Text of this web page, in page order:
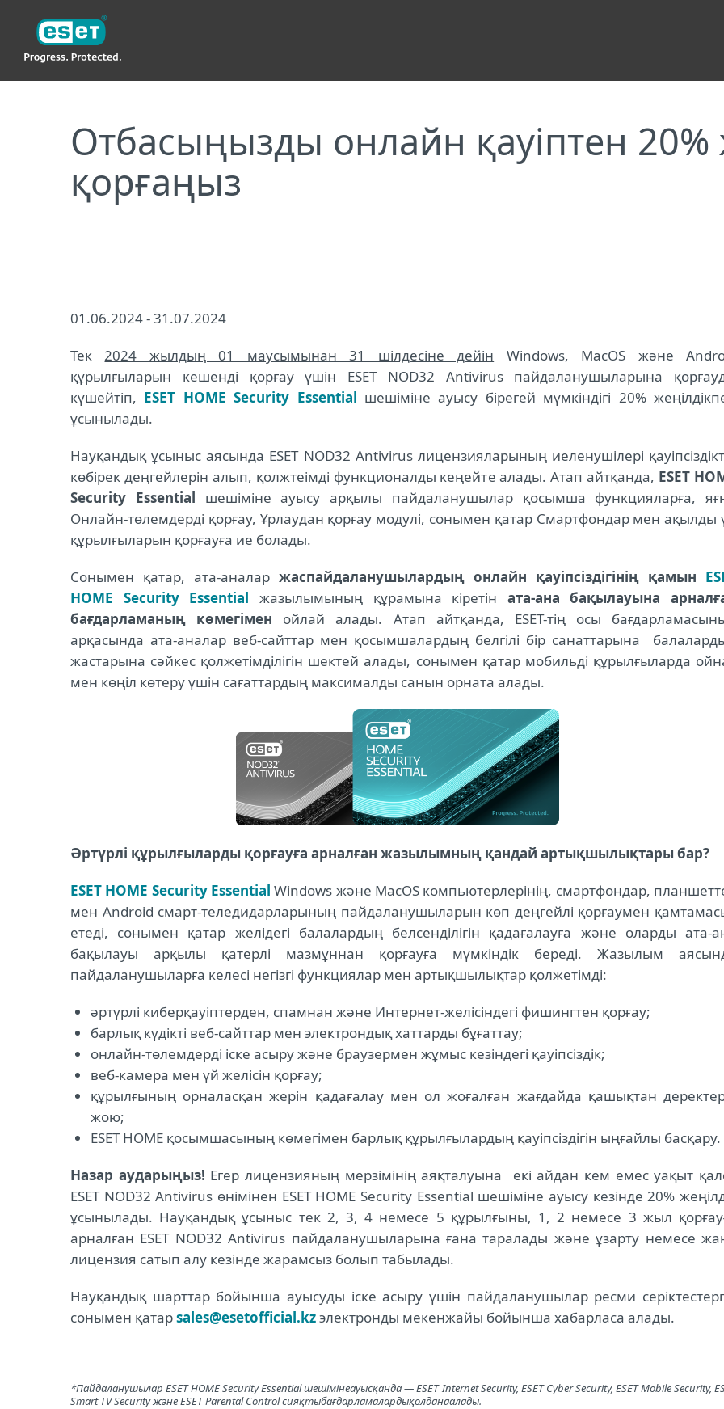
Отбасыңызды онлайн қауіптен 20%
қорғаңыз
01.06.2024 - 31.07.2024
Тек2024 жылдың 01 маусымынан 31 шілдесіне дейін Windows, MacOS және
құрылғыларын кешенді қорғау үшін ESET NOD32 Antivirus пайдаланушыларына
күшейтіп, ESET HOME Security Essential шешіміне ауысу бірегей мүмкіндігі 20%
ұсынылады.
Науқандық ұсыныс аясында ESET NOD32 Antivirus лицензияларының иеленушілері
көбірек деңгейлерін алып, қолжтеімді функционалды кеңейте алады. Атап айтқанда, ESET
Security Essential шешіміне ауысу арқылы пайдаланушылар қосымша функцияларға,
Онлайн-төлемдерді қорғау, Ұрлаудан қорғау модулі, сонымен қатар Смартфондар мен ақылды
құрылғыларын қорғауға ие болады.
Сонымен қатар, ата-аналар жаспайдаланушылардың онлайн қауіпсіздігінің қамын
HOME Security Essential жазылымының құрамына кіретін ата-ана бақылауына
бағдарламаның көмегімен ойлай алады. Атап айтқанда, ESET-тің осы
арқасында ата-аналар веб-сайттар мен қосымшалардың белгілі бір санаттарына
жастарына сәйкес қолжетімділігін шектей алады, сонымен қатар мобильді құрылғыларда
мен көңіл көтеру үшін сағаттардың максималды санын орната алады.
Әртүрлі құрылғыларды қорғауға арналған жазылымның қандай артықшылықтары бар?
ESET HOME Security Essential Windows және MacOS компьютерлерінің, смартфондар,
мен Android смарт-теледидарларының пайдаланушыларын көп деңгейлі қорғаумен
етеді, сонымен қатар желідегі балалардың белсенділігін қадағалауға және оларды ата-
бақылауы арқылы қатерлі мазмұннан қорғауға мүмкіндік береді. Жазылым
пайдаланушыларға келесі негізгі функциялар мен артықшылықтар қолжетімді:
әртүрлі киберқауіптерден, спамнан және Интернет-желісіндегі фишингтен қорғау;
барлық күдікті веб-сайттар мен электрондық хаттарды бұғаттау;
онлайн-төлемдерді іске асыру және браузермен жұмыс кезіндегі қауіпсіздік;
веб-камера мен үй желісін қорғау;
құрылғының орналасқан жерін қадағалау мен ол жоғалған жағдайда қашықтан
жою;
ESET HOME қосымшасының көмегімен барлық құрылғылардың қауіпсіздігін ыңғайлы басқару.
Назар аударыңыз! Егер лицензияның мерзімінің аяқталуына екі айдан кем емес уақыт
ESET NOD32 Antivirus өнімінен ESET HOME Security Essential шешіміне ауысу кезінде 20%
ұсынылады. Науқандық ұсыныс тек 2, 3, 4 немесе 5 құрылғыны, 1, 2 немесе 3 жыл
арналған ESET NOD32 Antivirus пайдаланушыларына ғана таралады және ұзарту немесе
лицензия сатып алу кезінде жарамсыз болып табылады.
Науқандық шарттар бойынша ауысуды іске асыру үшін пайдаланушылар ресми
сонымен қатарsales@esetofficial.kzэлектронды мекенжайы бойынша хабарласа алады.
*Пайдаланушылар ESET HOME Security Essentialшешімінеауысқанда― ESET Internet Security, ESET Cyber ​​Security, ESET Mobile Security,
Smart TV SecurityжәнеESET Parental Controlсияқтыбағдарламалардықолданаалады.
Отбасыңызды онлайн қауіптен 20% жеңілдікпен қорғаңыз
ESET